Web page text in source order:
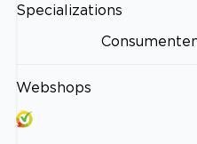
Specializations
Webshops